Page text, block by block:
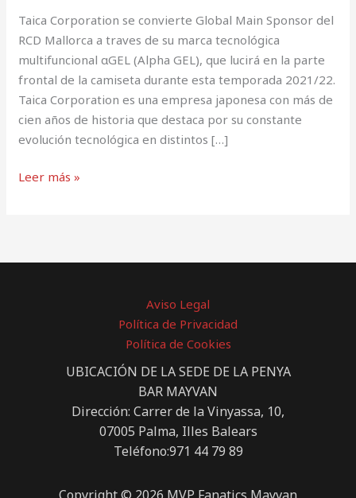
Taica Corporation se convierte Global Main Sponsor del
RCD Mallorca a traves de su marca tecnológica
multifuncional αGEL (Alpha GEL), que lucirá en la parte
frontal de la camiseta durante esta temporada 2021/22.
Taica Corporation es una empresa japonesa con más de
cien años de historia que destaca por su constante
evolución tecnológica en distintos […]
Leer más »
Aviso Legal
Política de Privacidad
Política de Cookies
UBICACIÓN DE LA SEDE DE LA PENYA
BAR MAYVAN
Dirección: Carrer de la Vinyassa, 10,
07005 Palma, Illes Balears
Teléfono:971 44 79 89
Copyright © 2026 MVP Fanatics Mayvan